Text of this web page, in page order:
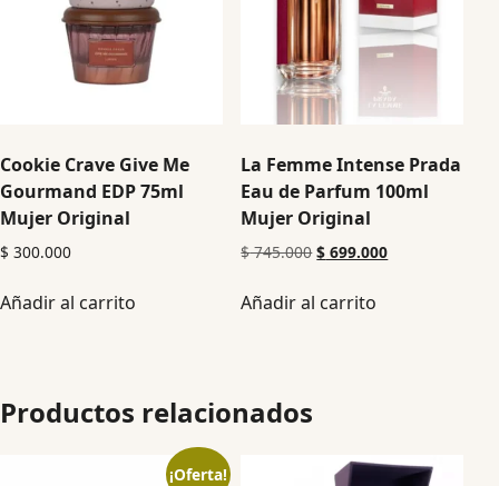
Cookie Crave Give Me
Gourmand EDP 75ml
Mujer Original
$ 300.000
Añadir al carrito
La Femme Intense Prada
Eau de Parfum 100ml
Mujer Original
$745.000 $ 699.000
Añadir al carrito
Productos relacionados
¡Oferta!